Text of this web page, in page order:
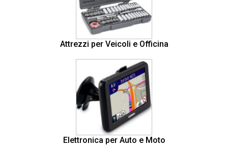
Attrezzi per Veicoli e Officina
Elettronica per Auto e Moto